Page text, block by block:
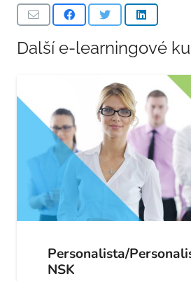
Další e-learningové
Personalista/
NSK